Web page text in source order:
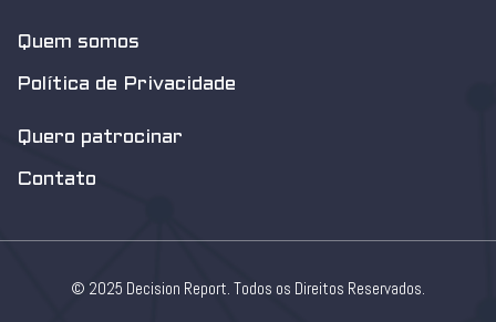
Quem somos
Política de Privacidade
Quero patrocinar
Contato
© 2025 Decision Report. Todos os Direitos Reservados.